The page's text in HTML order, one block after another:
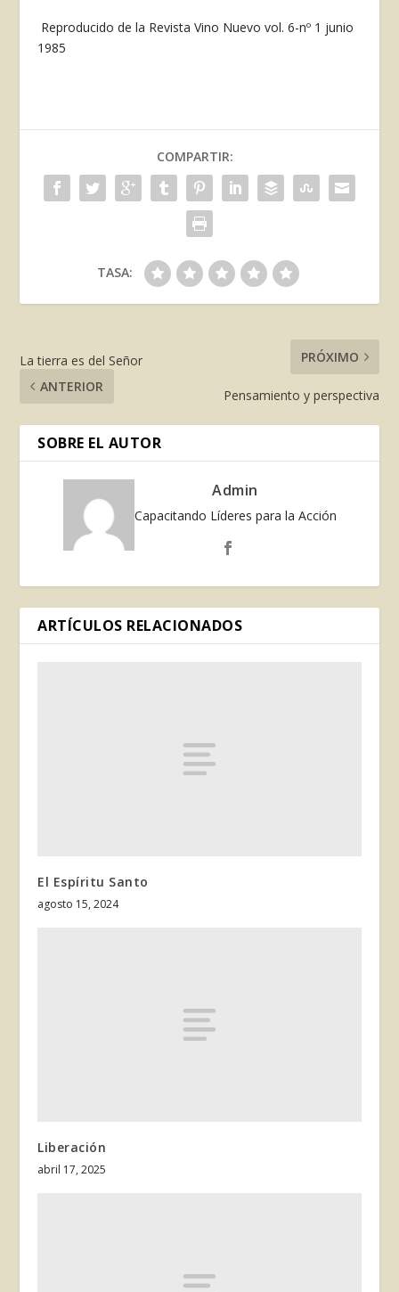
Reproducido de la Revista Vino Nuevo vol. 6-nº 1 junio
1985
COMPARTIR:
TASA:
La tierra es del Señor
ANTERIOR
PRÓXIMO
Pensamiento y perspectiva
SOBRE EL AUTOR
Admin
Capacitando Líderes para la Acción
ARTÍCULOS RELACIONADOS
El Espíritu Santo
agosto 15, 2024
Liberación
abril 17, 2025